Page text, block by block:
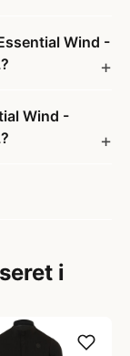
Wind -
Wind -
i